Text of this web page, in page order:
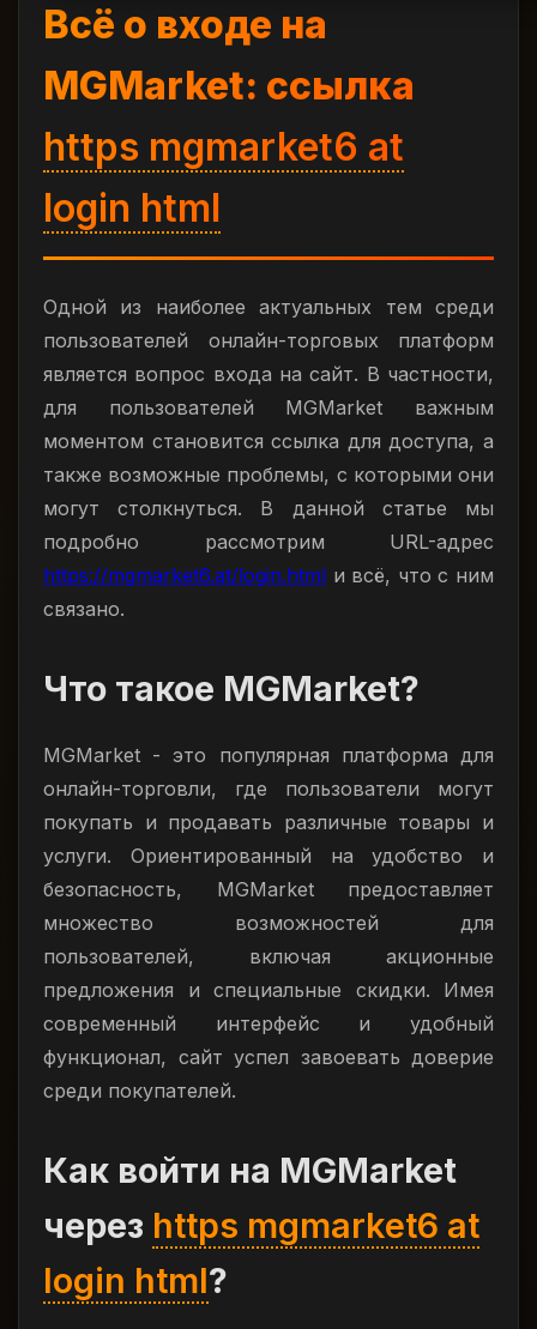
Всё о входе на
MGMarket: ссылка
https mgmarket6 at
login html
Одной из наиболее актуальных тем среди
пользователей онлайн-торговых платформ
является вопрос входа на сайт. В частности,
для пользователей MGMarket важным
моментом становится ссылка для доступа, а
также возможные проблемы, с которыми они
могут столкнуться. В данной статье мы
подробно рассмотрим URL-адрес
https://mgmarket6.at/login.html и всё, что с ним
связано.
Что такое MGMarket?
MGMarket - это популярная платформа для
онлайн-торговли, где пользователи могут
покупать и продавать различные товары и
услуги. Ориентированный на удобство и
безопасность, MGMarket предоставляет
множество возможностей для
пользователей, включая акционные
предложения и специальные скидки. Имея
современный интерфейс и удобный
функционал, сайт успел завоевать доверие
среди покупателей.
Как войти на MGMarket
через https mgmarket6 at
login html?